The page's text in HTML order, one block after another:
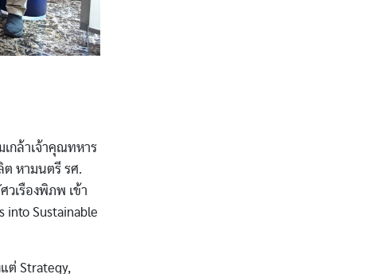
กล้าเจ้าคุณทหาร
ต หามนตรี รศ.
เรืองพิภพ เข้า
into Sustainable
ต่ Strategy,